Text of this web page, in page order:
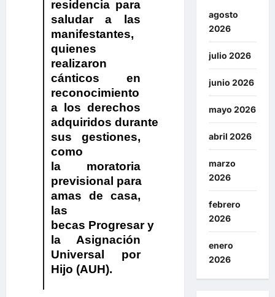
residencia para
saludar a las
manifestantes,
quienes
realizaron
cánticos en
reconocimiento
a los derechos
adquiridos durante
sus gestiones,
como
la moratoria
previsional para
amas de casa,
las
becas Progresar y
la Asignación
Universal por
Hijo (AUH).
agosto
2026
julio 2026
junio 2026
mayo 2026
abril 2026
marzo
2026
febrero
2026
enero
2026